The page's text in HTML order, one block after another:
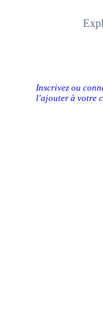
Inscrivez ou
l'ajouter à votre